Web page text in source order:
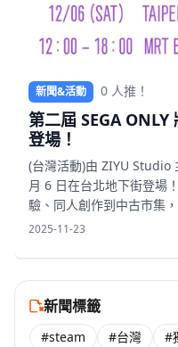
新聞&活動 0 人推！
第二屆 SEGA
登場！
(台灣活動)由 ZIYU Studio
月 6 日在台北地下街登場
驗、同人創作到中古市集
2025-11-23
新聞標籤
#steam #台灣 #